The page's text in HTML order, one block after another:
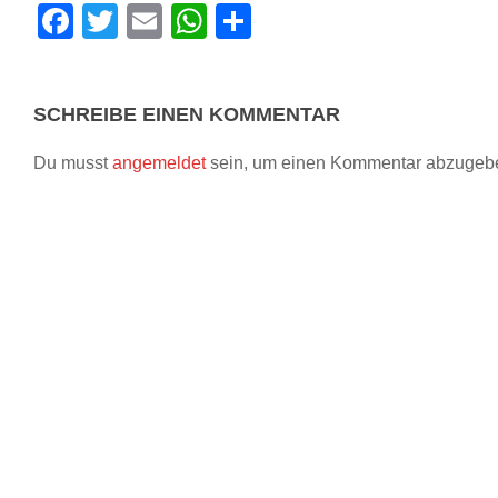
Facebook
TwitterEmailWhatsApp
SCHREIBE EINEN KOMMENTAR
Du musstangemeldetsein, um einen Kommentar